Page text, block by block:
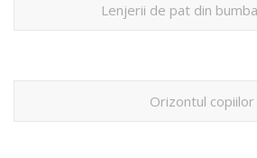
Lenjerii de pat din
Orizontul copiilor